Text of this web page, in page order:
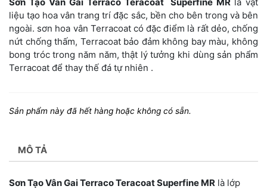
liệu tạo hoa vân trang trí đặc sắc, bền cho bên trong và bên
ngoài. sơn hoa vân Terracoat có đặc điểm là rất dẻo, chống
nứt chống thấm, Terracoat bảo đảm không bay màu, không
bong tróc trong năm năm, thật lý tưởng khi dùng sản phẩm
Terracoat để thay thế đá tự nhiên .
Sản phẩm này đã hết hàng hoặc không có sẵn.
MÔ TẢ
Sơn Tạo Vân Gai Terraco Teracoat Superfine MR là lớp